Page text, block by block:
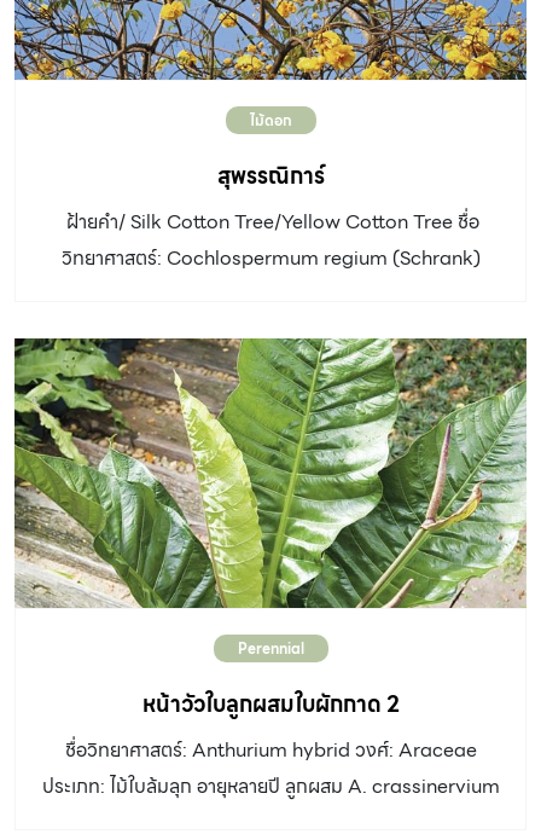
ไม้ดอก
สุพรรณิการ์
ฝ้ายคำ/ Silk Cotton Tree/Yellow Cotton Tree ชื่อ
วิทยาศาสตร์: Cochlospermum regium (Schrank)
Perennial
หน้าวัวใบลูกผสมใบผักกาด 2
ชื่อวิทยาศาสตร์: Anthurium hybrid วงศ์: Araceae
ประเภท: ไม้ใบล้มลุก อายุหลายปี ลูกผสม A. crassinervium